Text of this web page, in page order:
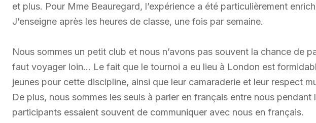
et plus. Pour Mme Beauregard, l’expérience a été particulièrement
J’enseigne après les heures de classe, une fois par semaine.
Nous sommes un petit club et nous n’avons pas souvent la chance de
faut voyager loin… Le fait que le tournoi a eu lieu à London est
jeunes pour cette discipline, ainsi que leur camaraderie et leur respect
De plus, nous sommes les seuls à parler en français entre nous
participants essaient souvent de communiquer avec nous en français.